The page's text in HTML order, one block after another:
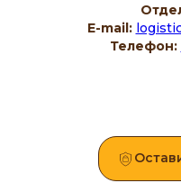
E-mail:
Телефон: